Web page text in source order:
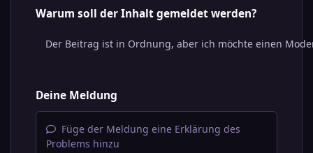
Warum soll der Inhalt gemeldet werden?
Deine Meldung
Füge der Meldung eine Erklärung des
Problems hinzu